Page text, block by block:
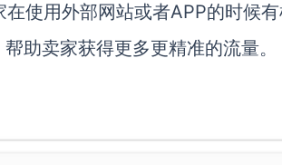
使用外部网站或者APP的时候
助卖家获得更多更精准的流量。